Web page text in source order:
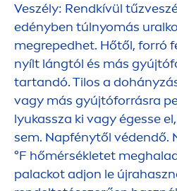
Veszély: Rendkívül
edényben túlnyomás
megrepedhet. Hőtől, forró
nyílt lángtól és más
tartandó. Tilos a
vagy más gyújtóforrásra
lyukassza ki vagy égesse
sem. Napfénytől védendő.
°F hőmérsékletet
palackot adjon le